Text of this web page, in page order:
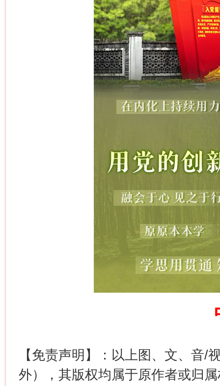
【免责声明】：以上图、文、音/
外），其版权均属于原作者或归